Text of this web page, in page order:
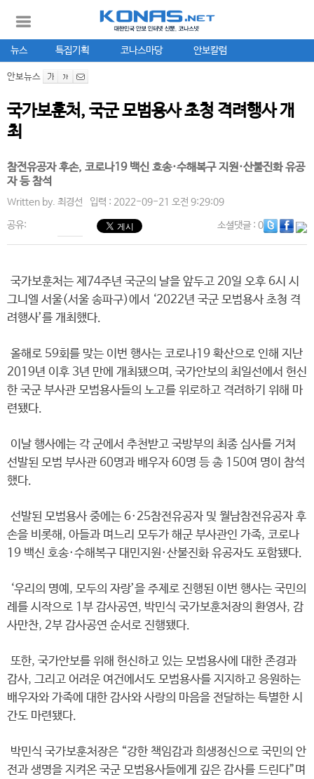
뉴스 특집기획 코나스마당 안보칼럼
안보뉴스
국가보훈처, 국군 모범용사 초청 격려행사 개
최
참전유공자 후손, 코로나19 백신 호송·수해복구 지원·산불진화 유공
자 등 참석
Written by. 최경선 입력 : 2022-09-21 오전 9:29:09
공유: 소셜댓글: 0
국가보훈처는 제74주년 국군의 날을 앞두고 20일 오후 6시 시
그니엘 서울(서울 송파구)에서 ‘2022년 국군 모범용사 초청 격
려행사’를 개최했다.
올해로 59회를 맞는 이번 행사는 코로나19 확산으로 인해 지난
2019년 이후 3년 만에 개최됐으며, 국가안보의 최일선에서 헌신
한 국군 부사관 모범용사들의 노고를 위로하고 격려하기 위해 마
련됐다.
이날 행사에는 각 군에서 추천받고 국방부의 최종 심사를 거쳐
선발된 모범 부사관 60명과 배우자 60명 등 총 150여 명이 참석
했다.
선발된 모범용사 중에는 6·25참전유공자 및 월남참전유공자 후
손을 비롯해, 아들과 며느리 모두가 해군 부사관인 가족, 코로나
19 백신 호송·수해복구 대민지원·산불진화 유공자도 포함됐다.
‘우리의 명예, 모두의 자랑’을 주제로 진행된 이번 행사는 국민의
례를 시작으로 1부 감사공연, 박민식 국가보훈처장의 환영사, 감
사만찬, 2부 감사공연 순서로 진행됐다.
또한, 국가안보를 위해 헌신하고 있는 모범용사에 대한 존경과
감사, 그리고 어려운 여건에서도 모범용사를 지지하고 응원하는
배우자와 가족에 대한 감사와 사랑의 마음을 전달하는 특별한 시
간도 마련됐다.
박민식 국가보훈처장은 “강한 책임감과 희생정신으로 국민의 안
전과 생명을 지켜온 국군 모범용사들에게 깊은 감사를 드린다”며